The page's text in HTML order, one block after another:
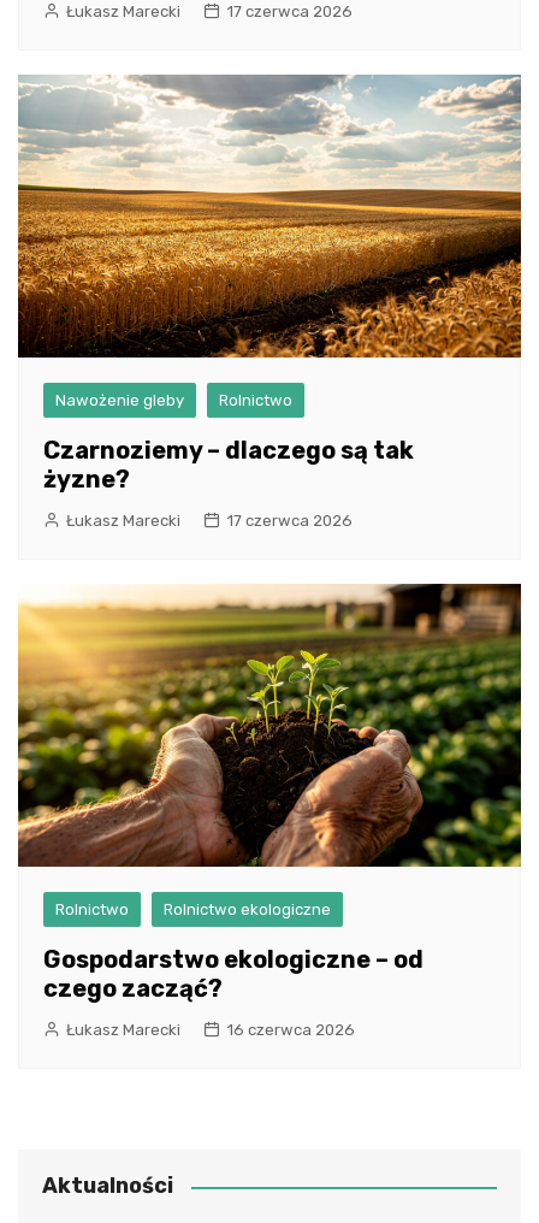
Łukasz Marecki 17 czerwca 2026
Nawożenie gleby Rolnictwo
Czarnoziemy – dlaczego są tak
żyzne?
Łukasz Marecki 17 czerwca 2026
Rolnictwo Rolnictwo ekologiczne
Gospodarstwo ekologiczne – od
czego zacząć?
Łukasz Marecki 16 czerwca 2026
Aktualności